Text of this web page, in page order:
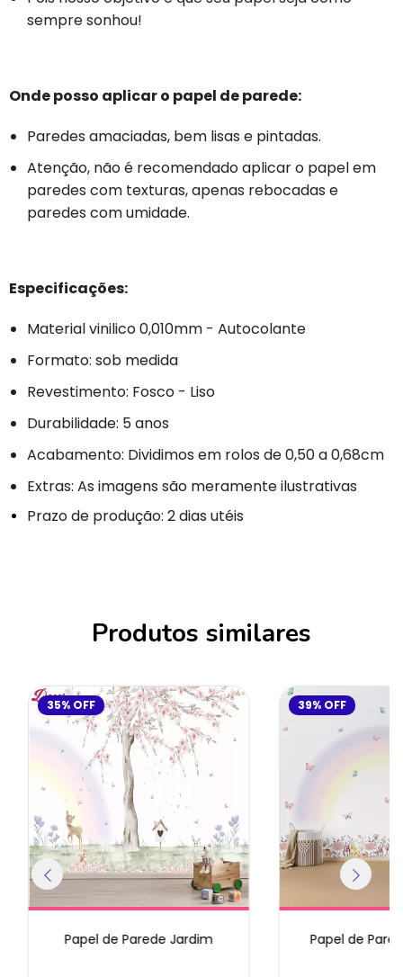
sempre sonhou!
Onde posso aplicar o papel de parede:
Paredes amaciadas, bem lisas e pintadas.
Atenção, não é recomendado aplicar o papel em
paredes com texturas, apenas rebocadas e
paredes com umidade.
Especificações:
Material vinilico 0,010mm - Autocolante
Formato: sob medida
Revestimento: Fosco - Liso
Durabilidade: 5 anos
Acabamento: Dividimos em rolos de 0,50 a 0,68cm
Extras: As imagens são meramente ilustrativas
Prazo de produção: 2 dias utéis
Produtos similares
35% OFF
Papel de Parede Jardim
39% OFF
Papel de